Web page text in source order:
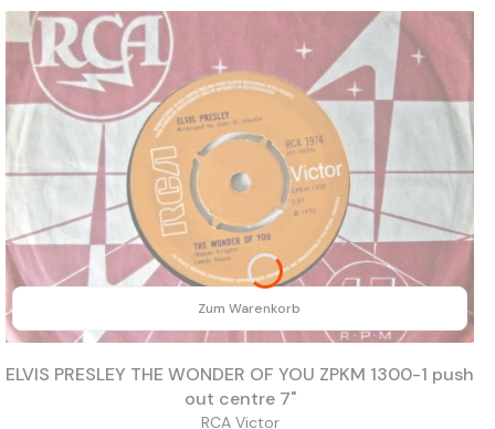
Zum Warenkorb
ELVIS PRESLEY THE WONDER OF YOU ZPKM 1300-1 push
out centre 7"
RCA Victor